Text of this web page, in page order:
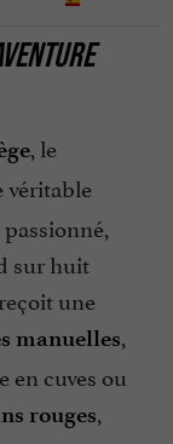
, le
véritable
sur huit
une
manuelles,
en cuves ou
rouges,